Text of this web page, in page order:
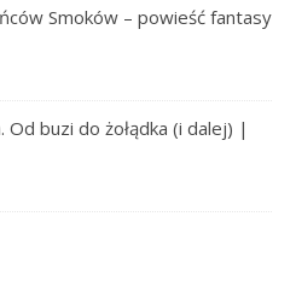
Smoków – powieść fantasy
buzi do żołądka (i dalej) |